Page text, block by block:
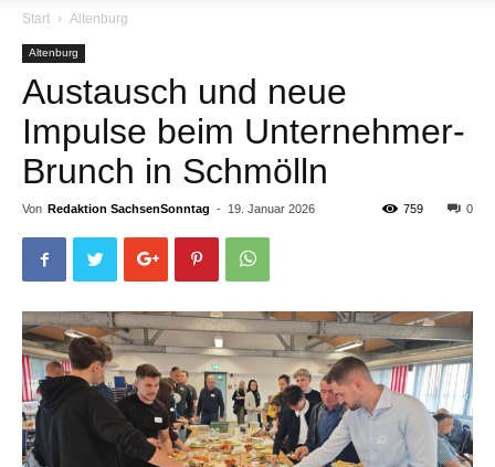
Start Altenburg
Altenburg
Austausch und neue
Impulse beim Unternehmer-
Brunch in Schmölln
Von Redaktion SachsenSonntag - 19. Januar 2026 0
759